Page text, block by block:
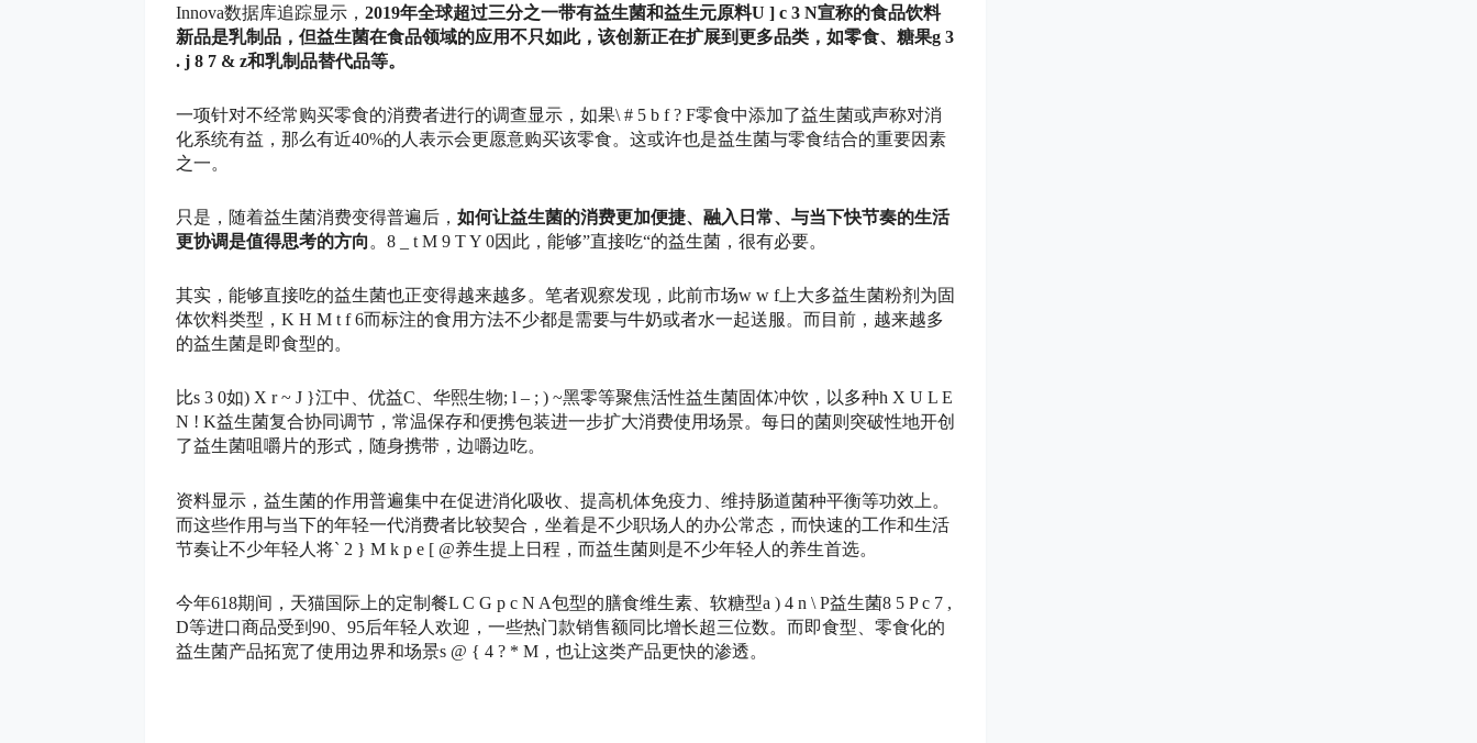
Innova数据库追踪显示， 2019年全球超过三分之一带有益生菌和益生元原料U ] c 3 N宣称的食品饮料
新品是乳制品，但益生菌在食品领域的应用不只如此，该创新正在扩展到更多品类，如零食、糖果g 3
. j 8 7 & z和乳制品替代品等。
一项针对不经常购买零食的消费者进行的调查显示，如果\ # 5 b f ? F零食中添加了益生菌或声称对消
化系统有益，那么有近40%的人表示会更愿意购买该零食。这或许也是益生菌与零食结合的重要因素
之一。
只是，随着益生菌消费变得普遍后， 如何让益生菌的消费更加便捷、融入日常、与当下快节奏的生活
更协调是值得思考的方向 。 8 _ t M 9 T Y 0因此，能够”直接吃“的益生菌，很有必要。
其实，能够直接吃的益生菌也正变得越来越多。笔者观察发现，此前市场w w f上大多益生菌粉剂为固
体饮料类型， K H M t f 6而标注的食用方法不少都是需要与牛奶或者水一起送服。而目前，越来越多
的益生菌是即食型的。
比s 3 0如) X r ~ J }江中、优益C、华熙生物; l – ; ) ~黑零等聚焦活性益生菌固体冲饮，以多种h X U L E
N ! K益生菌复合协同调节，常温保存和便携包装进一步扩大消费使用场景。每日的菌则突破性地开创
了益生菌咀嚼片的形式，随身携带，边嚼边吃。
资料显示，益生菌的作用普遍集中在促进消化吸收、提高机体免疫力、维持肠道菌种平衡等功效上。
而这些作用与当下的年轻一代消费者比较契合，坐着是不少职场人的办公常态，而快速的工作和生活
节奏让不少年轻人将` 2 } M k p e [ @养生提上日程，而益生菌则是不少年轻人的养生首选。
今年618期间，天猫国际上的定制餐L C G p c N A包型的膳食维生素、软糖型a ) 4 n \ P益生菌8 5 P c 7 ,
D等进口商品受到90、95后年轻人欢迎，一些热门款销售额同比增长超三位数。而即食型、零食化的
益生菌产品拓宽了使用边界和场景s @ { 4 ? * M，也让这类产品更快的渗透。